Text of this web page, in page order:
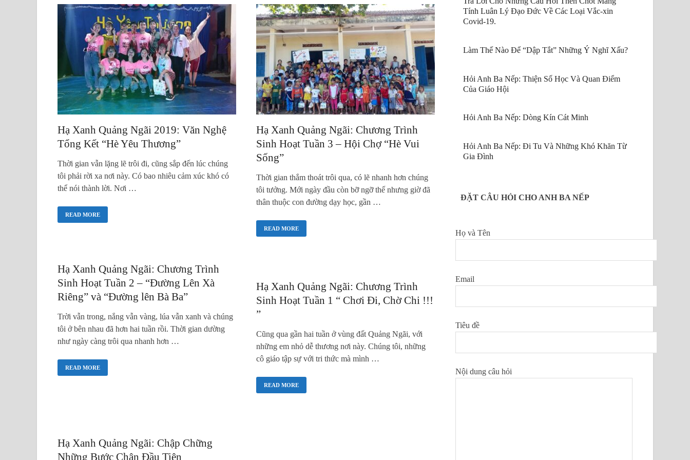
Hạ Xanh Quảng Ngãi 2019: Văn Nghệ
Tổng Kết “Hè Yêu Thương”
Thời gian vẫn lặng lẽ trôi đi, cũng sắp đến lúc chúng
tôi phải rời xa nơi này. Có bao nhiêu cảm xúc khó có
thể nói thành lời. Nơi …
READ MORE
Hạ Xanh Quảng Ngãi: Chương Trình
Sinh Hoạt Tuần 3 – Hội Chợ “Hè Vui
Sống”
Thời gian thắm thoát trôi qua, có lẽ nhanh hơn chúng
tôi tưởng. Mới ngày đầu còn bỡ ngỡ thế nhưng giờ đã
thân thuộc con đường dạy học, gần …
READ MORE
Hạ Xanh Quảng Ngãi: Chương Trình
Sinh Hoạt Tuần 2 – “Đường Lên Xà
Riêng” và “Đường lên Bà Ba”
Trời vẫn trong, nắng vẫn vàng, lúa vẫn xanh và chúng
tôi ở bên nhau đã hơn hai tuần rồi. Thời gian dường
như ngày càng trôi qua nhanh hơn …
READ MORE
Hạ Xanh Quảng Ngãi: Chương Trình
Sinh Hoạt Tuần 1 “ Chơi Đi, Chờ Chi !!!
”
Cũng qua gần hai tuần ở vùng đất Quảng Ngãi, với
những em nhỏ dễ thương nơi này. Chúng tôi, những
cô giáo tập sự với tri thức mà mình …
READ MORE
Hạ Xanh Quảng Ngãi: Chập Chững
Những Bước Chân Đầu Tiên
Tính Luân Lý Đạo Đức Về Các Loại Vắc-xin
Covid-19.
Làm Thế Nào Để “Dập Tắt” Những Ý Nghĩ Xấu?
Hỏi Anh Ba Nếp: Thiện Số Học Và Quan Điểm
Của Giáo Hội
Hỏi Anh Ba Nếp: Dòng Kín Cát Minh
Hỏi Anh Ba Nếp: Đi Tu Và Những Khó Khăn Từ
Gia Đình
ĐẶT CÂU HỎI CHO ANH BA NẾP
Họ và Tên
Email
Tiêu đề
Nội dung câu hỏi